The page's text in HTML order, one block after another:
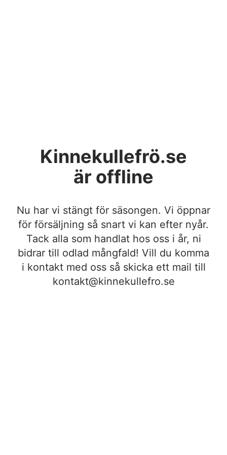
Kinnekullefrö.se
är offline
Nu har vi stängt för säsongen. Vi öppnar
för försäljning så snart vi kan efter nyår.
Tack alla som handlat hos oss i år, ni
bidrar till odlad mångfald! Vill du komma
i kontakt med oss så skicka ett mail till
kontakt@kinnekullefro.se